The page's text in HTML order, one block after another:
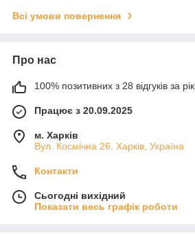
Всі умови повернення
Про нас
100% позитивних з 28 відгуків за рік
Працює з 20.09.2025
м. Харків
Вул. Космічна 26, Харків, Україна
Контакти
Сьогодні вихідний
Показати весь графік роботи